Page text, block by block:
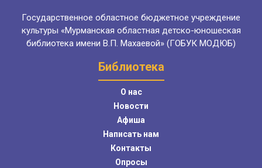
Государственное областное бюджетное учреждение
культуры «Мурманская областная детско-юношеская
библиотека имени В.П. Махаевой» (ГОБУК МОДЮБ)
Библиотека
О нас
Новости
Афиша
Написать нам
Контакты
Опросы